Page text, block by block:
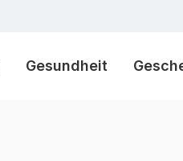
Gesundheit